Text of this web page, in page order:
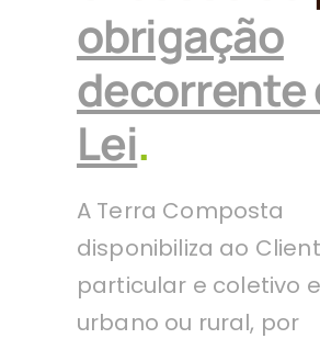
obrigação
decorrente
Lei.
A Terra Composta
disponibiliza ao
particular e coletivo
urbano ou rural, por